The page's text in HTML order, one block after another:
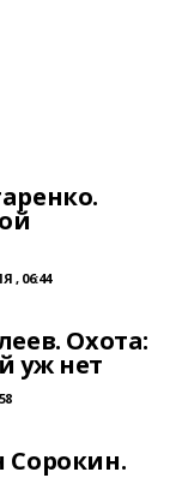
, 06:44
Охота:
уж нет
Сорокин.